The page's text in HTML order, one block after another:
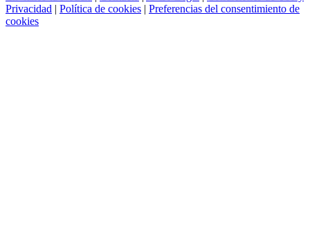
Privacidad | Política de cookies | Preferencias del consentimiento de
cookies